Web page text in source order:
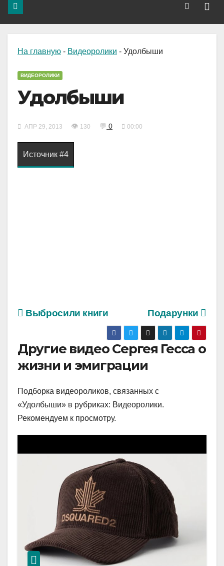
На главную - Видеоролики - Удолбыши
ВИДЕОРОЛИКИ
Удолбыши
АПР 29, 2013 👁 130 💬 0 00:00
Источник #4
Подарунки
Выбросили книги
Другие видео Сергея Гесса о
жизни и эмиграции
Подборка видеороликов, связанных с
«Удолбыши» в рубриках: Видеоролики.
Рекомендуем к просмотру.